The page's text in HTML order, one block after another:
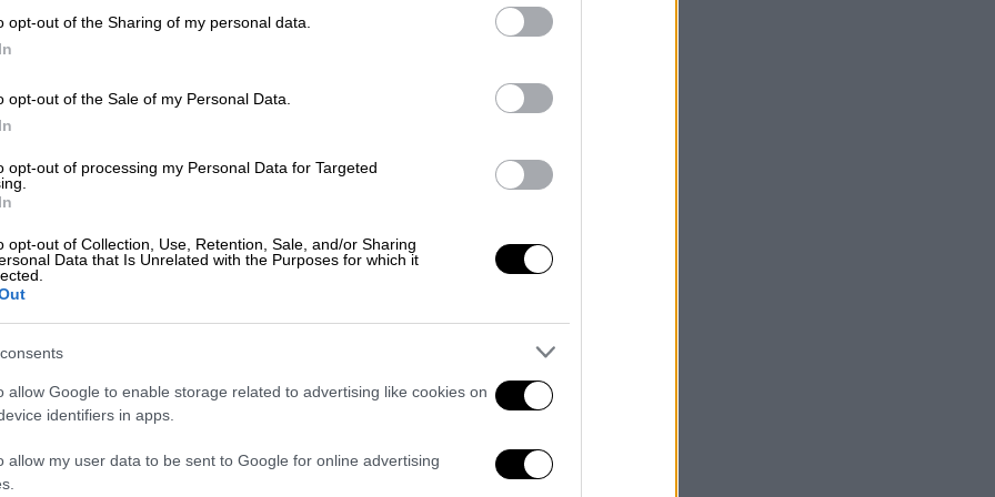
opt-out of the Sharing of my personal data.
opt-out of the Sale of my Personal Data.
opt-out of processing my Personal Data for Targeted
opt-out of Collection, Use, Retention, Sale, and/or Sharing
Data that Is Unrelated with the Purposes for which it
allow Google to enable storage related to advertising like cookies on
identifiers in apps.
allow my user data to be sent to Google for online advertising
Θεοτόκου, υπογραμμίζοντας την
στήριξη των πιο αδύναμων
«Πυρά» από ΠΑΣΟΚ και ΣΥΡΙΖΑ για
τη συνέντευξη Μητσοτάκη:
Τι αναφέρουν τα δύο κόμματα